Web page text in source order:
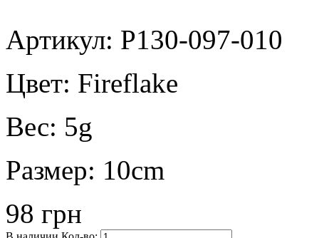
Артикул: P130-097-010
Цвет: Fireflake
Вес: 5g
Размер: 10cm
98 грн